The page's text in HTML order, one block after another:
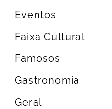
Eventos
Faixa Cultural
Famosos
Gastronomia
Geral